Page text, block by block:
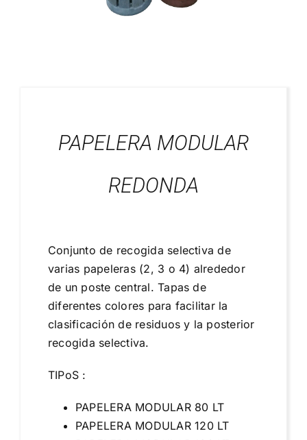
Blog
PAPELERA MODULAR
REDONDA
Conjunto de recogida selectiva de
varias papeleras (2, 3 o 4) alrededor
de un poste central. Tapas de
diferentes colores para facilitar la
clasificación de residuos y la posterior
recogida selectiva.
TIPoS :
PAPELERA MODULAR 80 LT
PAPELERA MODULAR 120 LT